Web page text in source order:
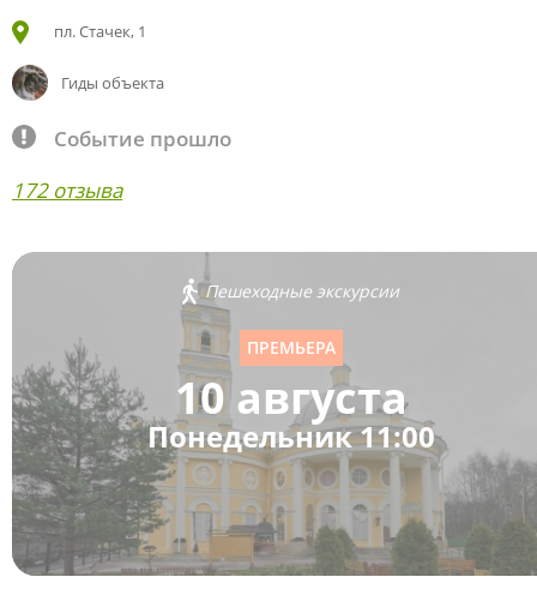
пл. Стачек, 1
Гиды объекта
Событие прошло
172 отзыва
Пешеходные экскурсии
ПРЕМЬЕРА
10 августа
Понедельник 11:00